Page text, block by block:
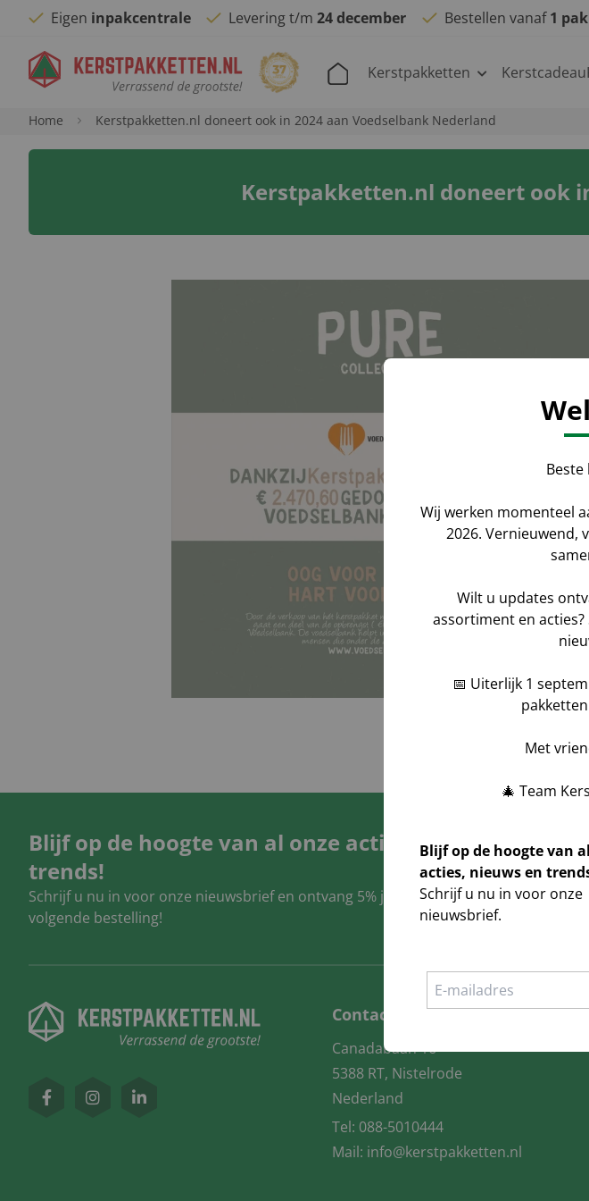
Eigen inpakcentrale Levering t/m24 december Bestellen vanaf1
Kerstpakketten
Home Kerstpakketten.nl doneert ook in 2024 aan Voedselbank Nederland
Kerstpakketten.nl doneert ook
Blijf op de hoogte van al onze acties, nieuws en
trends!
Schrijf u nu in voor onze nieuwsbrief en ontvang 5% jubileum korting op uw
volgende bestelling!
Contact
Canadabaan 16
5388 RT, Nistelrode
Nederland
Tel: 088-5010444
Mail: info@kerstpakketten.nl
Beste
Wij werken momenteel
2026. Vernieuwend,
Wilt u updates
assortiment en
📅 Uiterlijk 1
Met
🎄 Team
Blijf op de hoogte van
acties, nieuws en
Schrijf u nu in voor onze
nieuwsbrief.